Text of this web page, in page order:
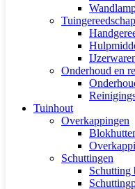
Tuingereedschap
Onderhoud en
Tuinhout
Overkappingen
Schuttingen
Schutting